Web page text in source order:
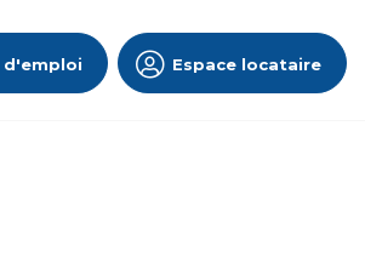
Espace locataire
d'emploi